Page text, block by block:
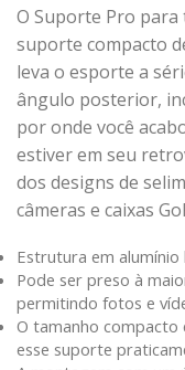
O Suporte Pro para
suporte compacto
leva o esporte a
ângulo posterior,
por onde você
estiver em seu
dos designs de
câmeras e caixas
Estrutura em alumínio
Pode ser preso à
permitindo fotos e
O tamanho compacto
esse suporte